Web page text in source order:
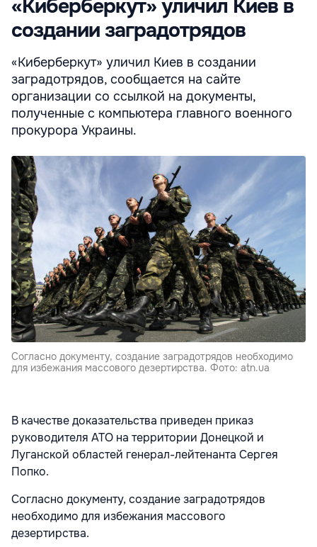
«Киберберкут» уличил Киев в
создании заградотрядов
«Киберберкут» уличил Киев в создании
заградотрядов, сообщается на сайте
организации со ссылкой на документы,
полученные с компьютера главного военного
прокурора Украины.
Согласно документу, создание заградотрядов необходимо
для избежания массового дезертирства. Фото: atn.ua
В качестве доказательства приведен приказ
руководителя АТО на территории Донецкой и
Луганской областей генерал-лейтенанта Сергея
Попко.
Согласно документу, создание заградотрядов
необходимо для избежания массового
дезертирства.